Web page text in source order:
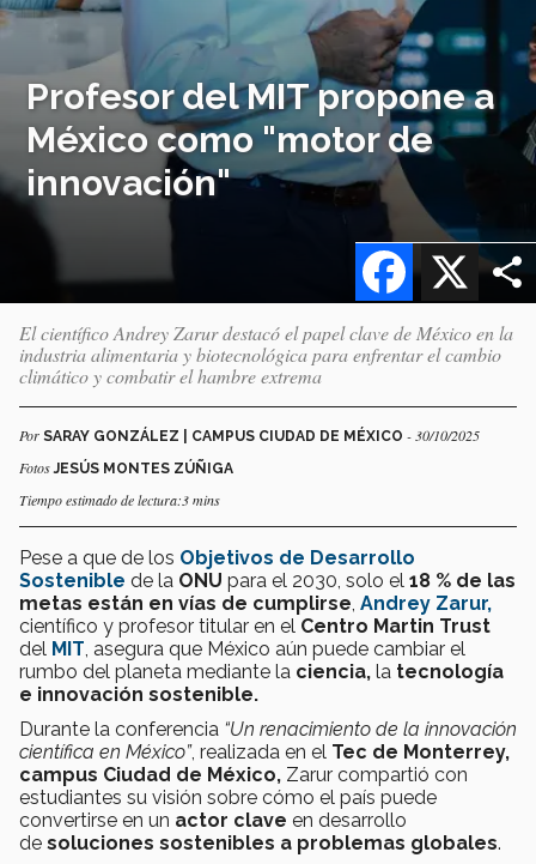
Profesor del MIT propone a
México como "motor de
innovación"
X
Facebook
El científico Andrey Zarur destacó el papel clave de México en la
industria alimentaria y biotecnológica para enfrentar el cambio
climático y combatir el hambre extrema
Por SARAY GONZÁLEZ | CAMPUS CIUDAD DE MÉXICO - 30/10/2025
FotosJESÚS MONTES ZÚÑIGA
Tiempo estimado de lectura:3 mins
Pese a que de los Objetivos de Desarrollo
Sostenible de la ONU para el 2030, solo el 18 % de las
metas están en vías de cumplirse Andrey Zarur,
científico y profesor titular en el Centro Martin Trust
del MIT , asegura que México aún puede cambiar el
rumbo del planeta mediante la ciencia, la tecnología
e innovación sostenible.
Durante la conferencia “Un renacimiento de la innovación
científica en México”, realizada en el Tec de Monterrey,
campus Ciudad de México, Zarur compartió con
estudiantes su visión sobre cómo el país puede
convertirse en un actor clave en desarrollo
de soluciones sostenibles a problemas globales.